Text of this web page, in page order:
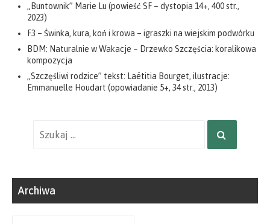
„Buntownik” Marie Lu (powieść SF – dystopia 14+, 400 str.,
2023)
F3 – Świnka, kura, koń i krowa – igraszki na wiejskim podwórku
BDM: Naturalnie w Wakacje – Drzewko Szczęścia: koralikowa
kompozycja
„Szczęśliwi rodzice” tekst: Laëtitia Bourget, ilustracje:
Emmanuelle Houdart (opowiadanie 5+, 34 str., 2013)
SZUKAJ
Archiwa